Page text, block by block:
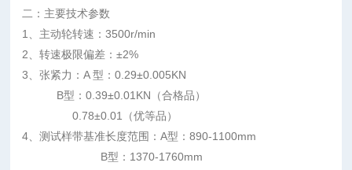
二：主要技术参数
1、主动轮转速：3500r/min
2、转速极限偏差：±2%
3、张紧力：A 型：0.29±0.005KN
B型：0.39±0.01KN（合格品）
0.78±0.01（优等品）
4、测试样带基准长度范围：A型：890-1100mm
B型：1370-1760mm